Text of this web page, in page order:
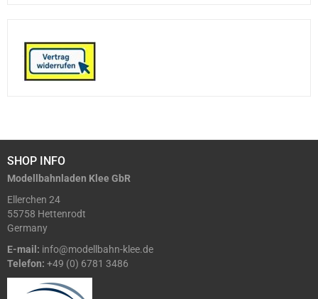
SHOP INFO
Modellbahnladen Klee GbR
Ellerchen 24
55758 Hettenrodt
Germany
E-mail: info@modellbahn-klee.de
Telefon: +49 (0) 6781 3486